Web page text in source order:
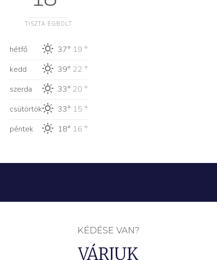
TISZTA ÉGBOLT
hétfő 37° 19 °
kedd
39° 22 °
szerda
33° 20 °
csütörtök
33° 15 °
péntek
18° 16 °
KÉDÉSE VAN?
VÁRJUK